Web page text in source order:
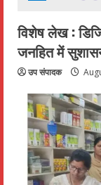
विशेष लेख :
जनहित में
उप संपादक